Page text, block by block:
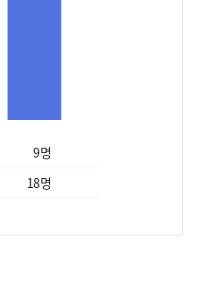
9명
18명